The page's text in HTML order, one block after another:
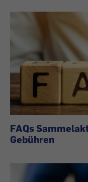
FAQs
Gebühren